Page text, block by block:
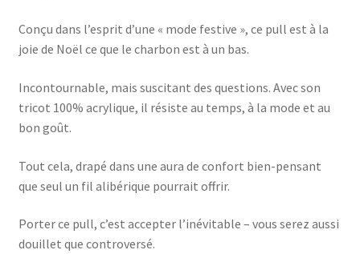
Conçu dans l’esprit d’une « mode festive », ce pull est à la
joie de Noël ce que le charbon est à un bas.
Incontournable, mais suscitant des questions. Avec son
tricot 100% acrylique, il résiste au temps, à la mode et au
bon goût.
Tout cela, drapé dans une aura de confort bien-pensant
que seul un fil alibérique pourrait offrir.
Porter ce pull, c’est accepter l’inévitable – vous serez aussi
douillet que controversé.